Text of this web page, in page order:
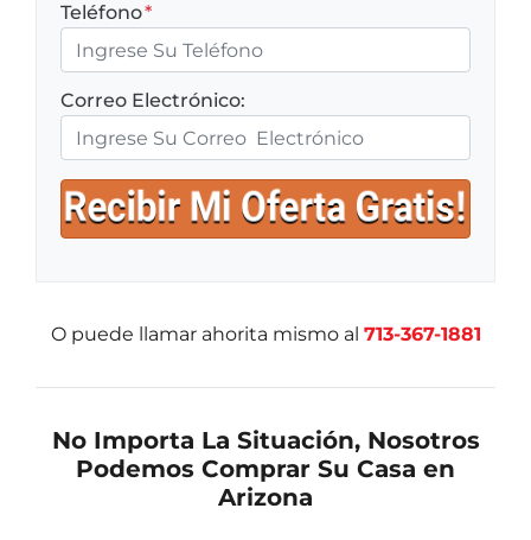
Teléfono*
Correo Electrónico:
O puede llamar ahorita mismo al 713-367-1881
No Importa La Situación, Nosotros
Podemos Comprar Su Casa en
Arizona